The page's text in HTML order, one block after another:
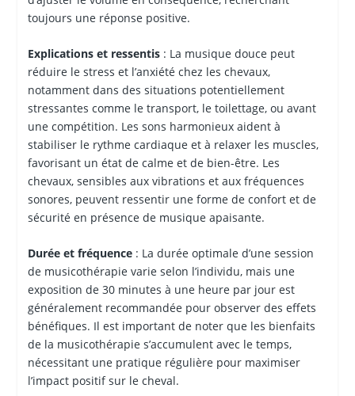
toujours une réponse positive.
Explications et ressentis: La musique douce peut
réduire le stress et l’anxiété chez les chevaux,
notamment dans des situations potentiellement
stressantes comme le transport, le toilettage, ou avant
une compétition. Les sons harmonieux aident à
stabiliser le rythme cardiaque et à relaxer les muscles,
favorisant un état de calme et de bien-être. Les
chevaux, sensibles aux vibrations et aux fréquences
sonores, peuvent ressentir une forme de confort et de
sécurité en présence de musique apaisante.
Durée et fréquence: La durée optimale d’une session
de musicothérapie varie selon l’individu, mais une
exposition de 30 minutes à une heure par jour est
généralement recommandée pour observer des effets
bénéfiques. Il est important de noter que les bienfaits
de la musicothérapie s’accumulent avec le temps,
nécessitant une pratique régulière pour maximiser
l’impact positif sur le cheval.